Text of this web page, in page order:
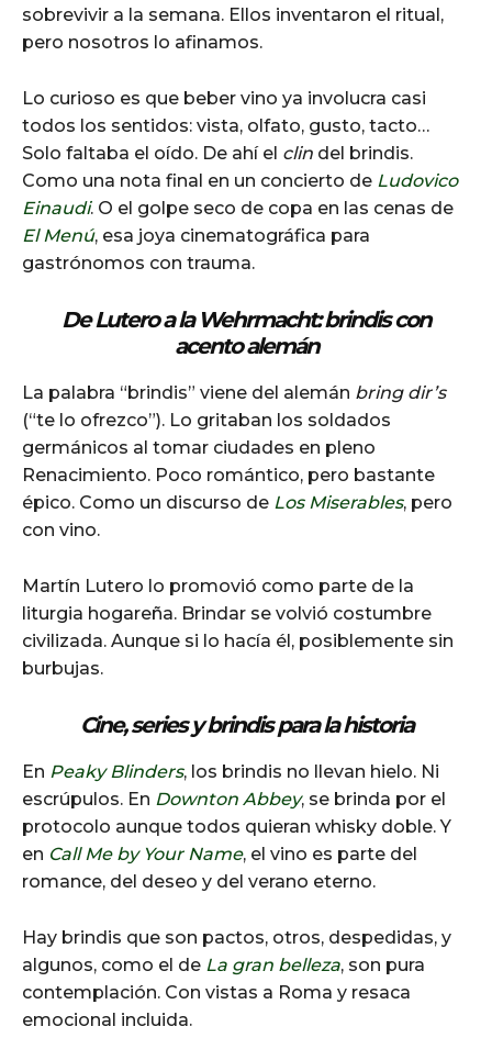
sobrevivir a la semana. Ellos inventaron el ritual,
pero nosotros lo afinamos.
Lo curioso es que beber vino ya involucra casi
todos los sentidos: vista, olfato, gusto, tacto…
Solo faltaba el oído. De ahí el clin del brindis.
Como una nota final en un concierto de Ludovico
Einaudi. O el golpe seco de copa en las cenas de
El Menú, esa joya cinematográfica para
gastrónomos con trauma.
De Lutero a la Wehrmacht: brindis con
acento alemán
La palabra “brindis” viene del alemán bring dir’s
(“te lo ofrezco”). Lo gritaban los soldados
germánicos al tomar ciudades en pleno
Renacimiento. Poco romántico, pero bastante
épico. Como un discurso de Los Miserables, pero
con vino.
Martín Lutero lo promovió como parte de la
liturgia hogareña. Brindar se volvió costumbre
civilizada. Aunque si lo hacía él, posiblemente sin
burbujas.
Cine, series y brindis para la historia
En Peaky Blinders, los brindis no llevan hielo. Ni
escrúpulos. En Downton Abbey, se brinda por el
protocolo aunque todos quieran whisky doble. Y
en Call Me by Your Name, el vino es parte del
romance, del deseo y del verano eterno.
Hay brindis que son pactos, otros, despedidas, y
algunos, como el de La gran belleza, son pura
contemplación. Con vistas a Roma y resaca
emocional incluida.